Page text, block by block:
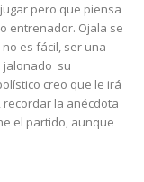
pero que piensa
entrenador. Ojala se
es fácil, ser una
jalonado su
creo que le irá
la anécdota
el partido, aunque